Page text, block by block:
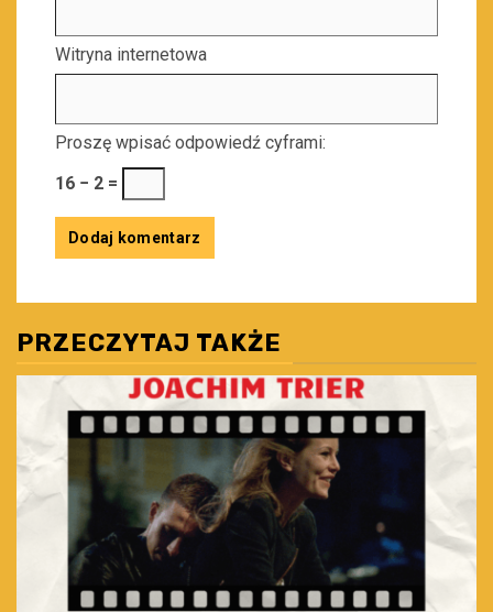
Witryna internetowa
Proszę wpisać odpowiedź cyframi:
16 − 2 =
PRZECZYTAJ TAKŻE